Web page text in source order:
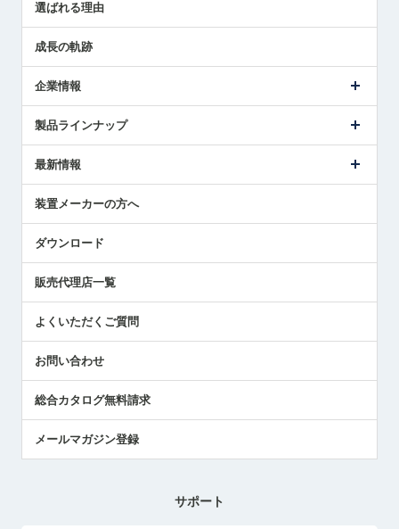
解決策提案
選ばれる理由
成長の軌跡
企業情報
ごあいさつ
受賞履歴
採用情報
国/地域/言語
製品ラインナップ
ツールセッタ製品
エアマイクロセンサ製品
最新情報
メトロールの技術
社員ブログ
中小企業のBCP地震対策
センサのテクニカルガイド
社長ブログ
装置メーカーの方へ
ダウンロード
販売代理店一覧
よくいただくご質問
お問い合わせ
総合カタログ無料請求
メールマガジン登録
サポート